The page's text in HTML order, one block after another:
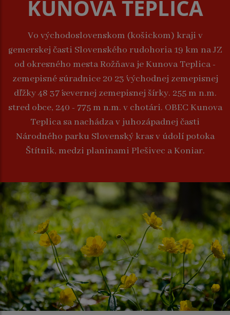
KUNOVA TEPLICA
Vo východoslovenskom (košickom) kraji v
gemerskej časti Slovenského rudohoria 19 km na JZ
od okresného mesta Rožňava je Kunova Teplica -
zemepisné súradnice 20 23´ východnej zemepisnej
dľžky 48 37´ severnej zemepisnej šírky. 255 m n.m.
stred obce, 240 - 775 m n.m. v chotári. OBEC Kunova
Teplica sa nachádza v juhozápadnej časti
Národného parku Slovenský kras v údolí potoka
Štítnik, medzi planinami Plešivec a Koniar.